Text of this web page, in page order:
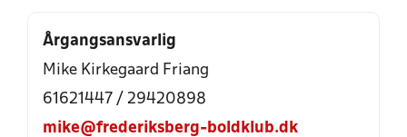
Årgangsansvarlig
Mike Kirkegaard Friang
61621447 / 29420898
mike@frederiksberg-boldklub.dk